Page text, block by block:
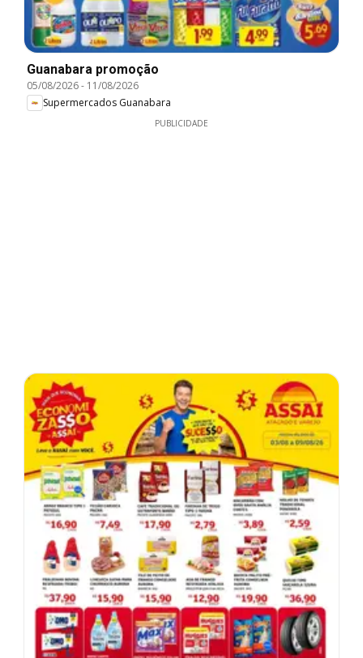
Guanabara promoção
05/08/2026- 11/08/2026
Supermercados Guanabara
PUBLICIDADE